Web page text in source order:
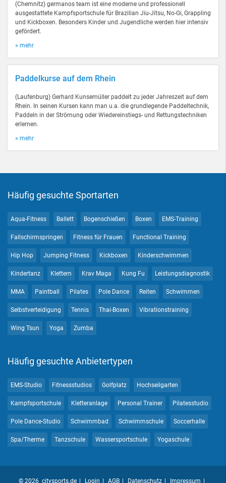
(Chemnitz) germanos team ist eine moderne und professionell
ausgestattete Kampfsportschule für Brazilian Jiu-Jitsu, No-Gi, Grappling
und Kickboxen. Besonders Kinder und Jugendliche werden hier intensiv
gefördert.
» mehr
Paddelkurse auf dem Rhein
(Laufenburg) Gerhard Kunsemüller paddelt zu jeder Jahreszeit auf dem
Rhein. In seinen Kursen kann man u.a. die grundlegende Paddeltechnik,
Paddeln in der Strömung oder Wiedereinstiegs- und Rettungstechniken
erlernen.
» mehr
Häufig gesuchte Sportarten
Aqua-Fitness Ballett Bogenschießen Boxen EMS-Training
Fallschirmspringen Fitness für Frauen Functional Training
Hip Hop Jumping Fitness Kickboxen Kinderschwimmen
Kindertanz Klettern Krav Maga Kung Fu Leistungsdiagnostik
MMA Paintball Pilates Pole Dance Reiten Schwimmen
Selbstverteidigung Tennis Thai-Boxen Vibrationstraining
Wing Tsun Yoga Zumba
Häufig gesuchte Anbietertypen
EMS-Studio Fitnessstudios Golfplatz Hochseilgarten
Kampfsportschule Kletteranlage Personal Trainer Pilatesstudio
Pole Dance-Studio Schwimmbad Schwimmschule Soccerhalle
Spa/Therme Tanzschule Wassersportschule Yogaschule
© 2026 citysports.de Login AGB Datenschutz Impressum